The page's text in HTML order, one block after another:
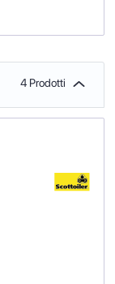
4 Prodotti